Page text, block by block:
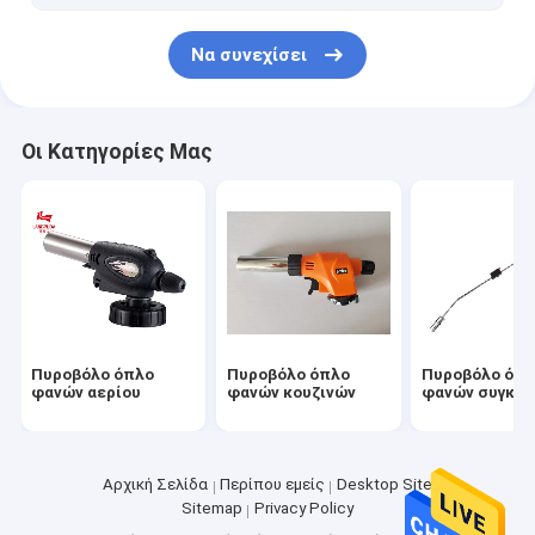
Να συνεχίσει
Οι Κατηγορίες Μας
Πυροβόλο όπλο
φανών αερίου
Πυροβόλο όπλο
φανών κουζινών
Πυροβόλο
φανών
Αρχική Σελίδα Περίπου εμείς
Desktop Site
Sitemap
Privacy Policy